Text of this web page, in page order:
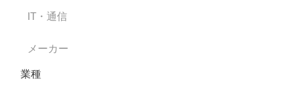
IT・通信
メーカー
業種